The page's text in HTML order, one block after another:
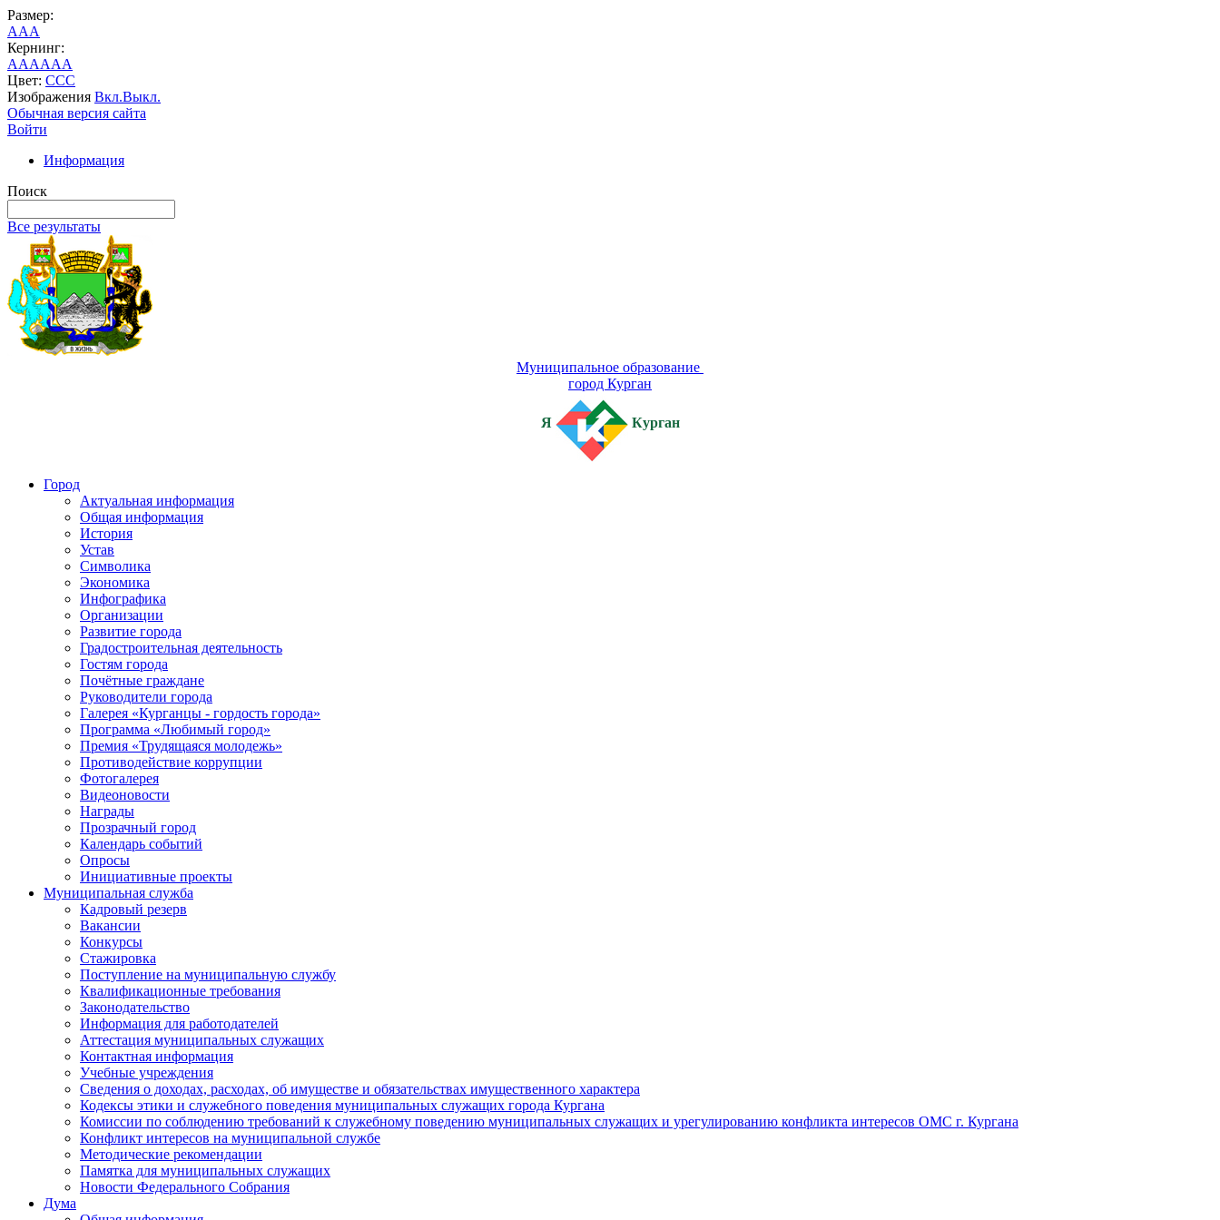
Размер:
AAA
Кернинг:
AAAAAA
Цвет: CCC
Изображения Вкл.Выкл.
Обычная версия сайта
Войти
Информация
Поиск
Все результаты
Муниципальное образование
город Курган
Я Курган
Город
Актуальная информация
Общая информация
История
Устав
Символика
Экономика
Инфографика
Организации
Развитие города
Градостроительная деятельность
Гостям города
Почётные граждане
Руководители города
Галерея «Курганцы - гордость города»
Программа «Любимый город»
Премия «Трудящаяся молодежь»
Противодействие коррупции
Фотогалерея
Видеоновости
Награды
Прозрачный город
Календарь событий
Опросы
Инициативные проекты
Муниципальная служба
Кадровый резерв
Вакансии
Конкурсы
Стажировка
Поступление на муниципальную службу
Квалификационные требования
Законодательство
Информация для работодателей
Аттестация муниципальных служащих
Контактная информация
Учебные учреждения
Сведения о доходах, расходах, об имуществе и обязательствах имущественного характера
Кодексы этики и служебного поведения муниципальных служащих города Кургана
Комиссии по соблюдению требований к служебному поведению муниципальных служащих и урегулированию конфликта интересов ОМС г. Кургана
Конфликт интересов на муниципальной службе
Методические рекомендации
Памятка для муниципальных служащих
Новости Федерального Cобрания
Дума